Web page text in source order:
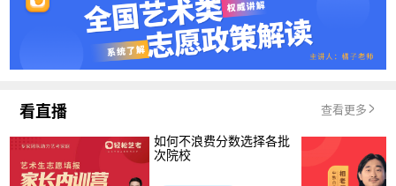
看直播 查看更多
如何不浪费分数选择各批
次院校